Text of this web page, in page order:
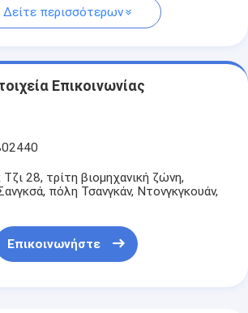
Δείτε περισσότερων
Επικοινωνίας
28, τρίτη βιομηχανική ζώνη,
πόλη Τσανγκάν, Ντονγκγκουάν,
Επικοινωνήστε